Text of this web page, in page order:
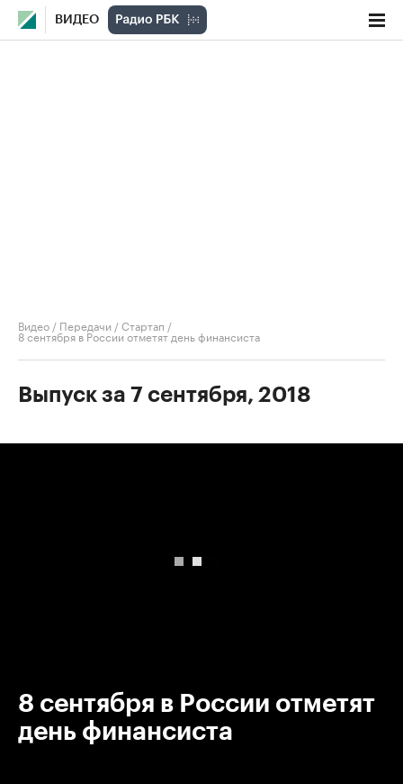
ВИДЕО
Видео / Передачи /Стартап /
8 сентября в России отметят день финансиста
Выпуск за 7 сентября, 2018
8 сентября в России отметят
день финансиста